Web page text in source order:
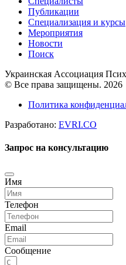
Публикации
Специализация и курсы
Мероприятия
Новости
Поиск
Украинская Ассоциация
© Все права защищены. 2026
Политика
Разработано: EVRI.CO
Запрос на консультацию
Имя
Телефон
Email
Сообщение